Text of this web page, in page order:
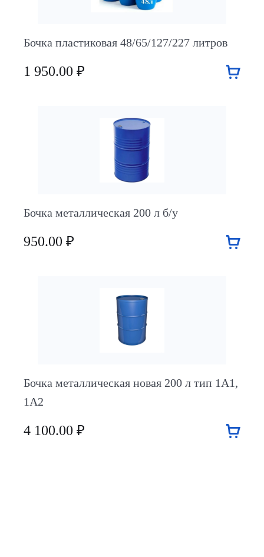
Бочка пластиковая 48/65/127/227 литров
1 950.00 ₽
Бочка металлическая 200 л б/у
950.00 ₽
Бочка металлическая новая 200 л тип 1А1,
1А2
4 100.00 ₽